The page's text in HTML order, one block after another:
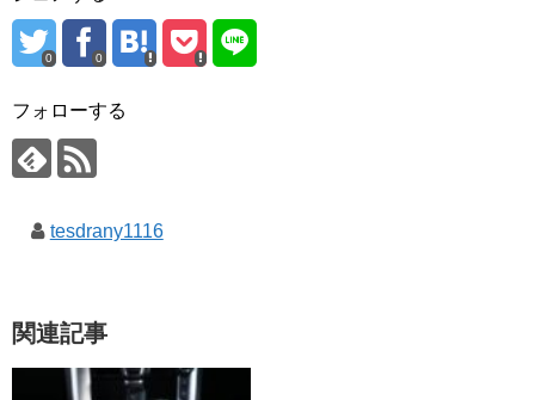
0 0
フォローする
tesdrany1116
関連記事